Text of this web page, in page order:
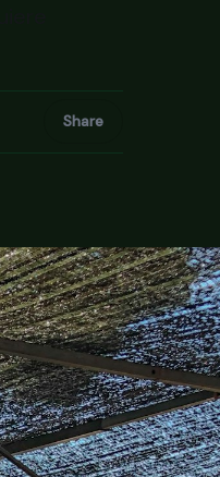
Share